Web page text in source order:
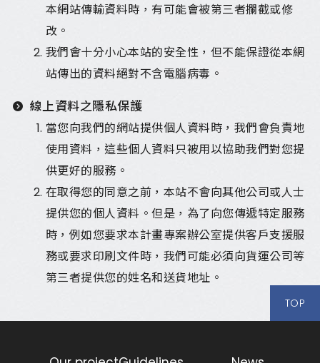
本網站傳輸資料時，有可能會被第三者攔截或修
改。
我們會十分小心本站的安全性，但不能保證從本網
站傳出的資料絕對不含電腦病毒。
線上資料之隱私保護
當您向我們的網站提供個人資料時，我們會負責地
使用資料，這些個人資料只被用以協助我們對您提
供更好的服務。
在取得您的同意之前，本站不會向其他公司或人士
提供您的個人資料。但是，為了向您傳遞特定服務
時，例如您要求本計畫專案辦公室提供客戶支援服
務或要求印刷文件時，我們可能必須向貨運公司等
第三者提供您的姓名和送貨地址。
TOP